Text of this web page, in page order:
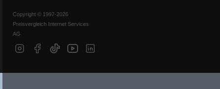
Copyright © 1997-2026
Preisvergleich Internet Services
AG